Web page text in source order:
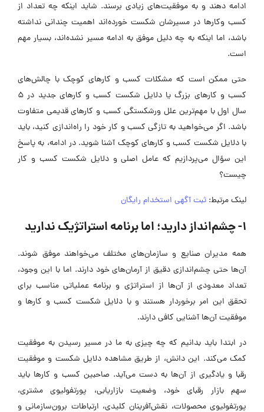
ادامه دهند و به موفقیت‌های زیادی برسند. شاید اینکه چه تعداد از
کسب وکار‌ها در مسیرشان شکست خورده‌اند اهمیت چندانی نداشته
باشد، اما اینکه به چه دلیل موفق به ادامه مسیر نشده‌اند، بسیار مهم
است.
حتی ممکن است که مشکلات کسب و کار‌های کوچک با چالش‌های
کسب و کار‌های بزرگ یا دلایل شکست کسب و کار‌های جدید در 5
سال اول با مهم‌ترین علل ورشکستگی کسب و کار‌های قدیمی متفاوت
باشد. اگر می‌خواهید به تازگی کسب و کار خود را راه‌اندازی کنید، باید
با دلایل شکست کسب و کار‌های کوچک آشنا شوید. در ادامه، به پاسخ
این سؤال می‌پردازیم که عامل اصلی و دلایل شکست کسب و کار
چیست؟
لینک مرتبط: ثبت آگهی استخدام رایگان
1- چشم‌انداز دارید؛ اما برنامه استراتژیک ندارید
همه مدیران صنایع و سازمان‌های مختلف می‌خواهند موفق شوند.
آن‌ها حتی چشم‌اندازی دقیق از آرمان‌های خود دارند. اما با این وجود،
تعداد معدودی از آن‌ها از استراتژی و برنامه عملیاتی مناسب برای
تحقق این امر برخوردار هستند و با دلایل شکست کسب و کار‌ها و
موفقیت آن‌ها آشنایی کافی دارند.
در ابتدا باید بدانیم که چه چیزی به ما در مسیر رسیدن به موفقیت
کمک می‌کند. این دانش، از طریق مشاهده دلایل شکست و موفقیت
رقبا و یادگیری از آن‌ها به دست می‌آید. صاحبین کسب و کار‌ها باید
سهم بازار رقبای خود، وضعیت بازاریابی، پورتفولیوی مشتری،
پورتفولیوی محصولات، نقش‌آفرینان کلیدی، ارتباطات برون‌سازمانی و